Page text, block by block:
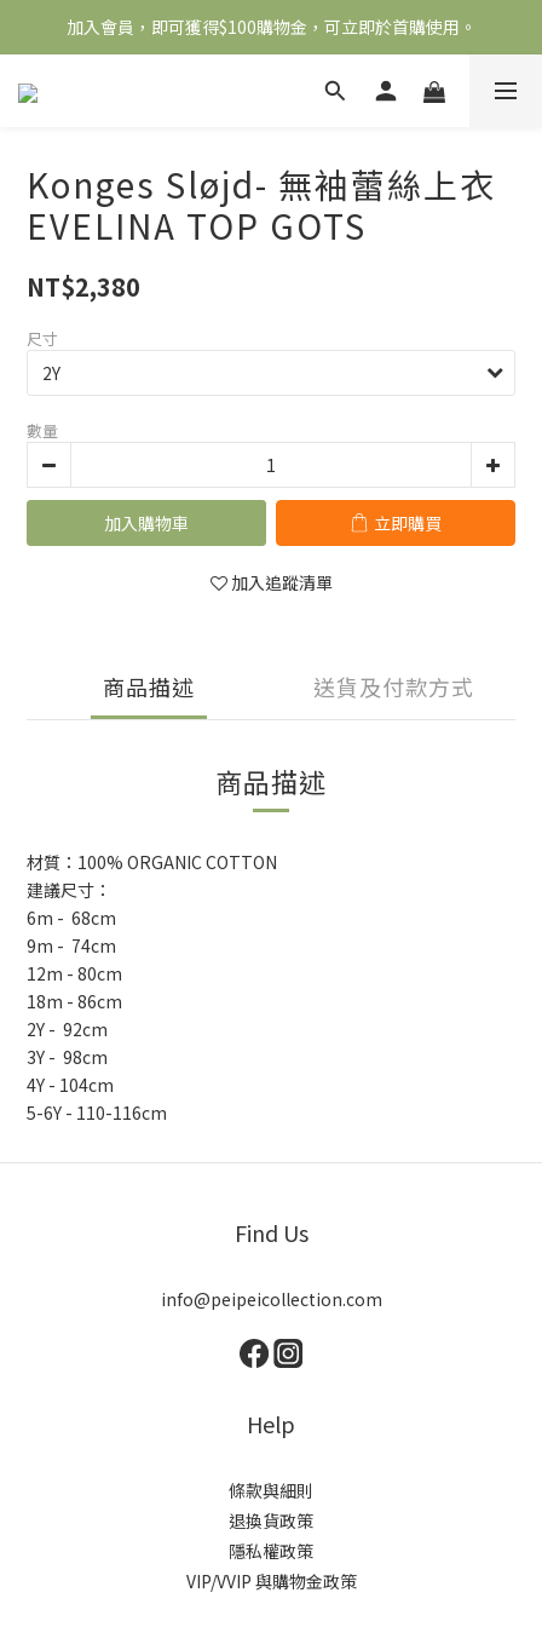
全館滿2000免運
加入會員，即可獲得$100購物金，可立即於首購使用。
滿5000送500購物金，滿8000送800購物金
Konges Sløjd- 無袖蕾絲上衣
EVELINA TOP GOTS
NT$2,380
尺寸
數量
加入購物車 立即購買
加入追蹤清單
商品描述 送貨及付款方式
商品描述
材質：100% ORGANIC COTTON
建議尺寸：
6m - 68cm
9m - 74cm
12m - 80cm
18m - 86cm
2Y - 92cm
3Y - 98cm
4Y - 104cm
5-6Y - 110-116cm
Find Us
info@peipeicollection.com
Help
條款與細則
退換貨政策
隱私權政策
VIP/VVIP 與購物金政策